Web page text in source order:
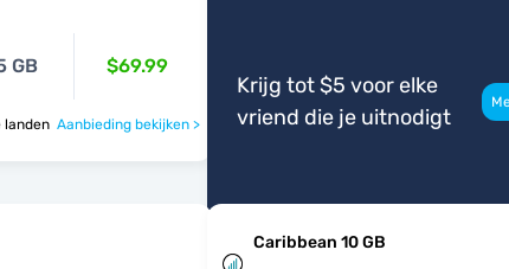
GB $69.99
landen Aanbieding bekijken >
Krijg tot $5 voor elke
vriend die je uitnodigt
Caribbean 10 GB